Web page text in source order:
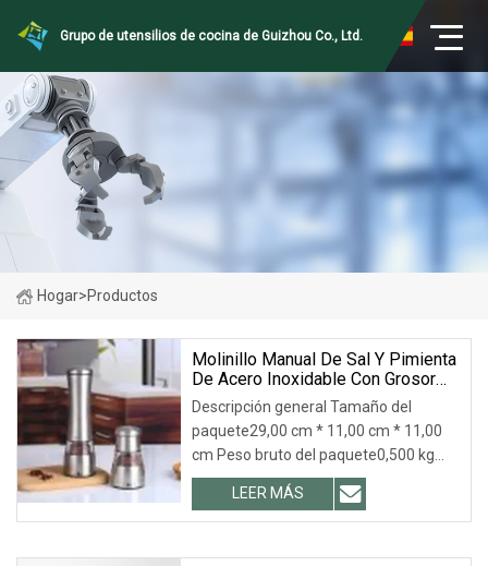
Grupo de utensilios de cocina de Guizhou Co., Ltd.
Hogar>Productos
Molinillo Manual De Sal Y Pimienta
De Acero Inoxidable Con Grosor
De Cerámica Ajustable Bl18191
Descripción general Tamaño del
paquete29,00 cm * 11,00 cm * 11,00
cm Peso bruto del paquete0,500 kg
Descripción del producto Fotos
detalladas Parámetros del producto
Certificaciones Perfil de la empresa
LEER MÁS